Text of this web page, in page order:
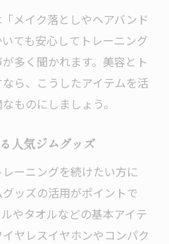
メイク落としやヘアバンド
ても安心してトレーニング
多く聞かれます。美容とト
ら、こうしたアイテムを活
ものにしましょう。
人気ジムグッズ
ーニングを続けたい方に
ッズの活用がポイントで
やタオルなどの基本アイテ
ヤレスイヤホンやコンパク